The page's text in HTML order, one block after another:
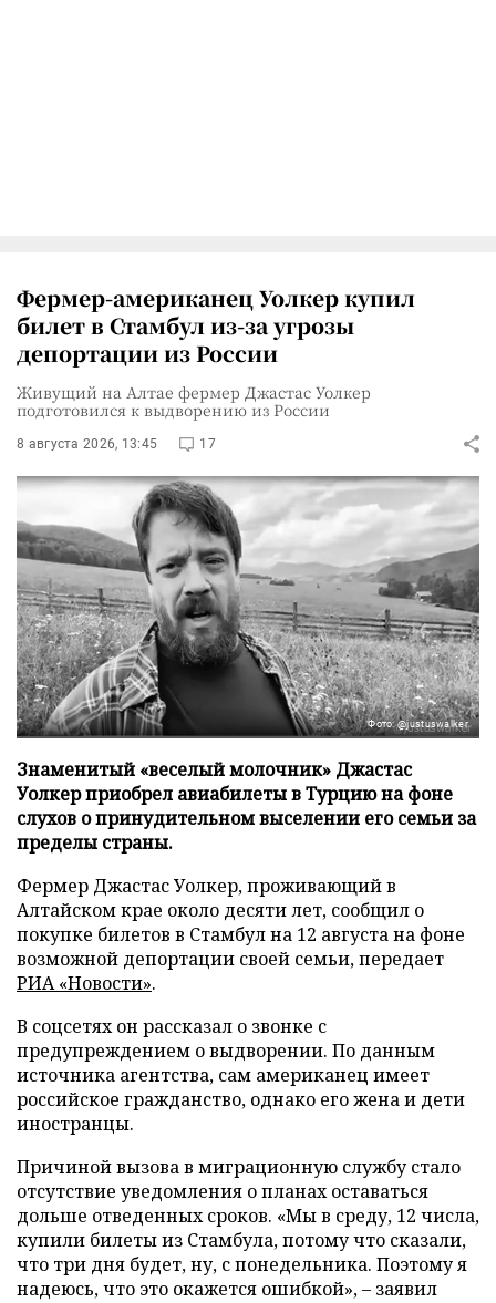
Фермер-американец Уолкер купил
билет в Стамбул из-за угрозы
депортации из России
Живущий на Алтае фермер Джастас Уолкер
подготовился к выдворению из России
8 августа 2026, 13:45 17
Фото: @justuswalker
Знаменитый «веселый молочник» Джастас
Уолкер приобрел авиабилеты в Турцию на фоне
слухов о принудительном выселении его семьи за
пределы страны.
Фермер Джастас Уолкер, проживающий в
Алтайском крае около десяти лет, сообщил о
покупке билетов в Стамбул на 12 августа на фоне
возможной депортации своей семьи, передает
РИА «Новости».
В соцсетях он рассказал о звонке с
предупреждением о выдворении. По данным
источника агентства, сам американец имеет
российское гражданство, однако его жена и дети
иностранцы.
Причиной вызова в миграционную службу стало
отсутствие уведомления о планах оставаться
дольше отведенных сроков. «Мы в среду, 12 числа,
купили билеты из Стамбула, потому что сказали,
что три дня будет, ну, с понедельника. Поэтому я
надеюсь, что это окажется ошибкой», – заявил